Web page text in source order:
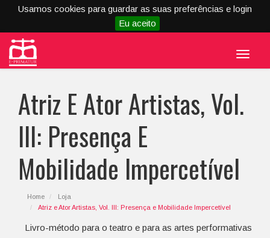
Usamos cookies para guardar as suas preferências e login
Eu aceito
Menu
Atriz E Ator Artistas, Vol.
III: Presença E
Mobilidade Impercetível
Home
Loja
Atriz e Ator Artistas, Vol. III: Presença e Mobilidade Impercetível
Livro-método para o teatro e para as artes performativas